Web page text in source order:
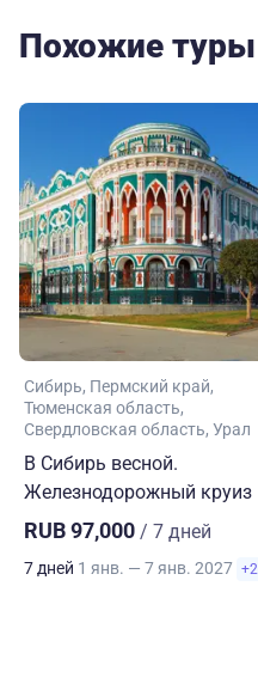
Похожие туры
Сибирь Пермский край
Тюменская область
Свердловская область Урал
В Сибирь весной.
Железнодорожный круиз
RUB 97,000 / 7 дней
7 дней 1 янв. — 7 янв. 2027 +2